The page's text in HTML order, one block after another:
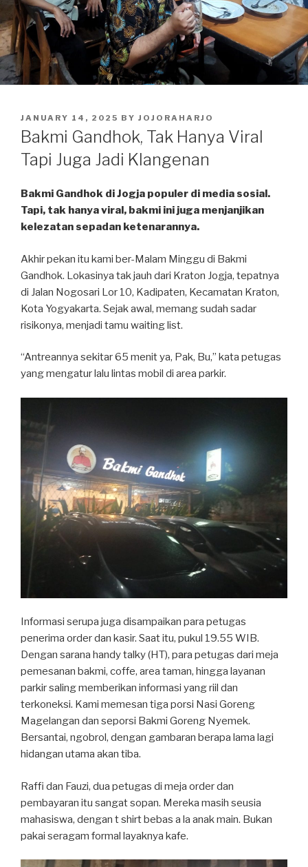
POSTED
ON
JANUARY 14, 2025 BY JOJORAHARJO
Bakmi Gandhok, Tak Hanya Viral
Tapi Juga Jadi Klangenan
Bakmi Gandhok di Jogja populer di media sosial.
Tapi, tak hanya viral, bakmi ini juga menjanjikan
kelezatan sepadan ketenarannya.
Akhir pekan itu kami ber-Malam Minggu di Bakmi
Gandhok. Lokasinya tak jauh dari Kraton Jogja, tepatnya
di Jalan Nogosari Lor 10, Kadipaten, Kecamatan Kraton,
Kota Yogyakarta. Sejak awal, memang sudah sadar
risikonya, menjadi tamu waiting list.
“Antreannya sekitar 65 menit ya, Pak, Bu,” kata petugas
yang mengatur lalu lintas mobil di area parkir.
Informasi serupa juga disampaikan para petugas
penerima order dan kasir. Saat itu, pukul 19.55 WIB.
Dengan sarana handy talky (HT), para petugas dari meja
pemesanan bakmi, coffe, area taman, hingga layanan
parkir saling memberikan informasi yang riil dan
terkoneksi. Kami memesan tiga porsi Nasi Goreng
Magelangan dan seporsi Bakmi Goreng Nyemek.
Bersantai, ngobrol, dengan gambaran berapa lama lagi
hidangan utama akan tiba.
Raffi dan Fauzi, dua petugas di meja order dan
pembayaran itu sangat sopan. Mereka masih seusia
mahasiswa, dengan t shirt bebas a la anak main. Bukan
pakai seragam formal layaknya kafe.